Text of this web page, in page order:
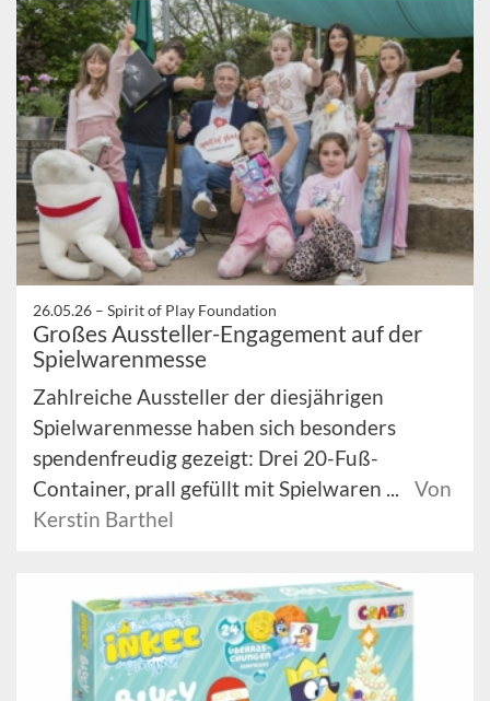
26.05.26 – Spirit of Play Foundation
Großes Aussteller-Engagement auf der
Spielwarenmesse
Zahlreiche Aussteller der diesjährigen
Spielwarenmesse haben sich besonders
spendenfreudig gezeigt: Drei 20-Fuß-
Container, prall gefüllt mit Spielwaren ...
Von
Kerstin Barthel